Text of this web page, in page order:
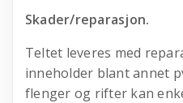
Skader/reparasjon.
Teltet leveres med
inneholder blant annet
flenger og rifter kan